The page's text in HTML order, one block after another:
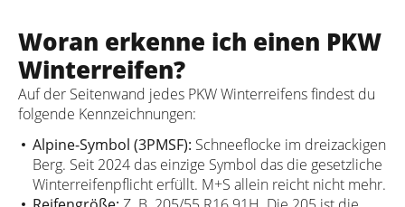
Woran erkenne ich einen PKW
Winterreifen?
Auf der Seitenwand jedes PKW Winterreifens findest du
folgende Kennzeichnungen:
Alpine-Symbol (3PMSF): Schneeflocke im dreizackigen
Berg. Seit 2024 das einzige Symbol das die gesetzliche
Winterreifenpflicht erfüllt. M+S allein reicht nicht mehr.